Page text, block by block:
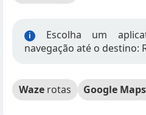
i
Escolha um
navegação até o destino:
Waze rotas Google Maps